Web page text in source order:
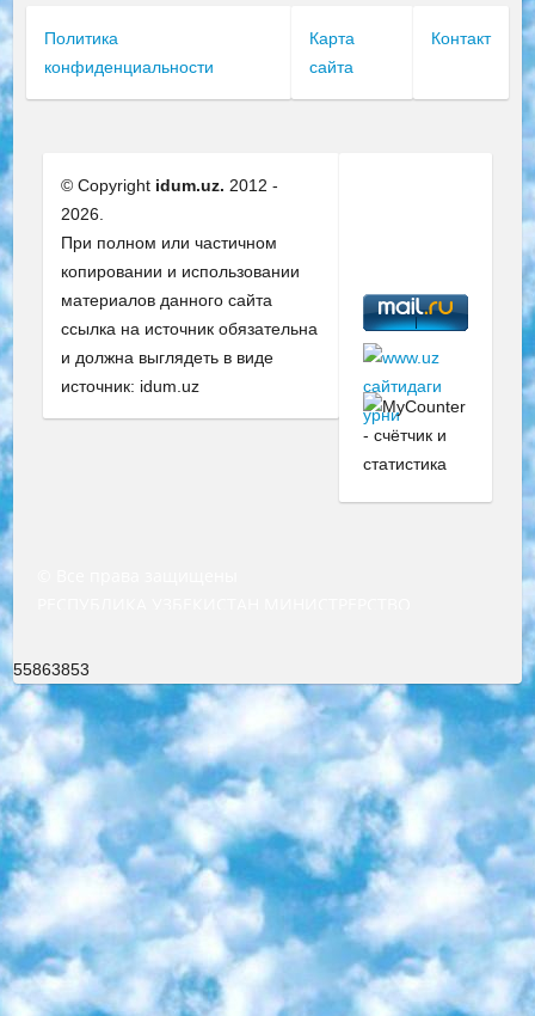
Политика
конфиденциальности
Карта
сайта
Контакт
© Copyright idum.uz. 2012 -
2026.
При полном или частичном
копировании и использовании
материалов данного сайта
ссылка на источник обязательна
и должна выглядеть в виде
источник: idum.uz
55863853